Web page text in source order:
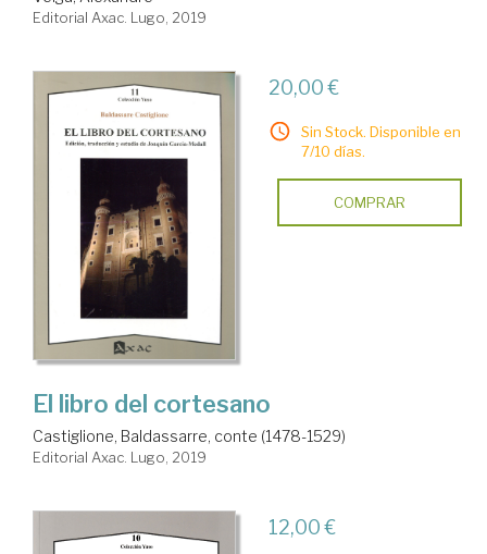
Editorial Axac. Lugo, 2019
20,00 €
Sin Stock. Disponible en
7/10 días.
COMPRAR
El libro del cortesano
Castiglione, Baldassarre, conte (1478-1529)
Editorial Axac. Lugo, 2019
12,00 €